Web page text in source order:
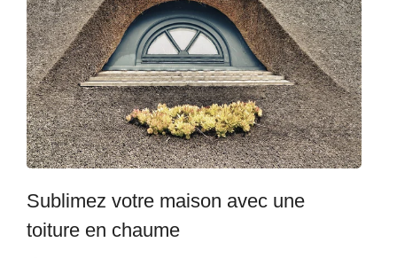
Sublimez votre maison avec une
toiture en chaume